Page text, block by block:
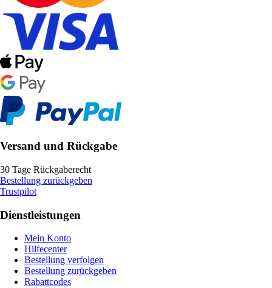
Versand und Rückgabe
30 Tage Rückgaberecht
Bestellung zurückgeben
Trustpilot
Dienstleistungen
Mein Konto
Hilfecenter
Bestellung verfolgen
Bestellung zurückgeben
Rabattcodes